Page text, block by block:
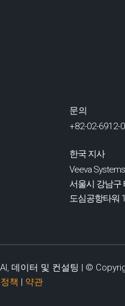
문의
+82-02-6912-
한국 지사
Veeva
서울시 강남구
도심공항타워
데이터 및 컨설팅 | ©
책 | 약관